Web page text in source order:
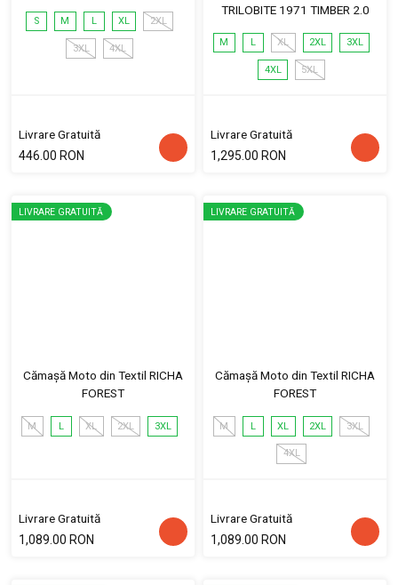
S M L XL 2XL
3XL 4XL
Livrare Gratuită
446.00 RON
TRILOBITE 1971 TIMBER 2.0
M L XL 2XL 3XL
4XL 5XL
Livrare Gratuită
1,295.00 RON
LIVRARE GRATUITĂ
Cămașă Moto din Textil RICHA
FOREST
M L XL 2XL 3XL
Livrare Gratuită
1,089.00 RON
LIVRARE GRATUITĂ
Cămașă Moto din Textil RICHA
FOREST
M L XL 2XL 3XL
4XL
Livrare Gratuită
1,089.00 RON